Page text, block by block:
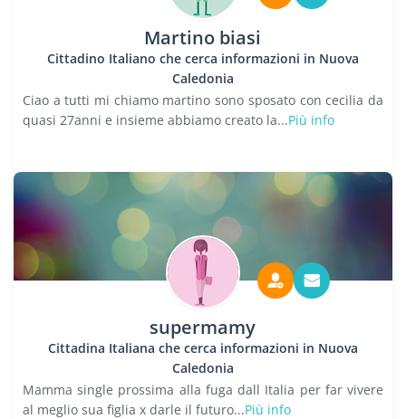
Martino biasi
Cittadino Italiano che cerca informazioni in Nuova
Caledonia
Ciao a tutti mi chiamo martino sono sposato con cecilia da
quasi 27anni e insieme abbiamo creato la...Più info
supermamy
Cittadina Italiana che cerca informazioni in Nuova
Caledonia
Mamma single prossima alla fuga dall Italia per far vivere
al meglio sua figlia x darle il futuro...Più info